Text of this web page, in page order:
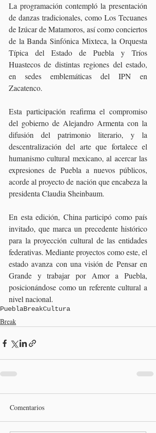
La programación contempló la presentación
de danzas tradicionales, como Los Tecuanes
de Izúcar de Matamoros, así como conciertos
de la Banda Sinfónica Mixteca, la Orquesta
Típica del Estado de Puebla y Tríos
Huastecos de distintas regiones del estado,
en sedes emblemáticas del IPN en
Zacatenco.
Esta participación reafirma el compromiso
del gobierno de Alejandro Armenta con la
difusión del patrimonio literario, y la
descentralización del arte que fortalece el
humanismo cultural mexicano, al acercar las
expresiones de Puebla a nuevos públicos,
acorde al proyecto de nación que encabeza la
presidenta Claudia Sheinbaum.
En esta edición, China participó como país
invitado, que marca un precedente histórico
para la proyección cultural de las entidades
federativas. Mediante proyectos como este, el
estado avanza con una visión de Pensar en
Grande y trabajar por Amor a Puebla,
posicionándose como un referente cultural a
nivel nacional.
PueblaBreakCultura
Break
Comentarios